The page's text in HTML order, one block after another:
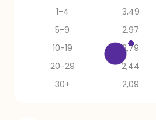
1-4
3,49
5-9
2,97
10-19
2,79
20-29
2,44
30+
2,09